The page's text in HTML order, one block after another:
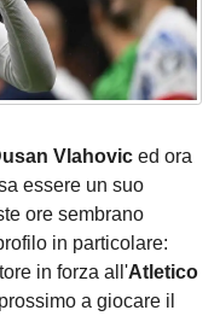
Vlahovic ed ora
essere un suo
ore sembrano
in particolare:
in forza all'Atletico
a giocare il